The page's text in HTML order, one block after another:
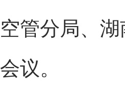
空管分局、
会议。